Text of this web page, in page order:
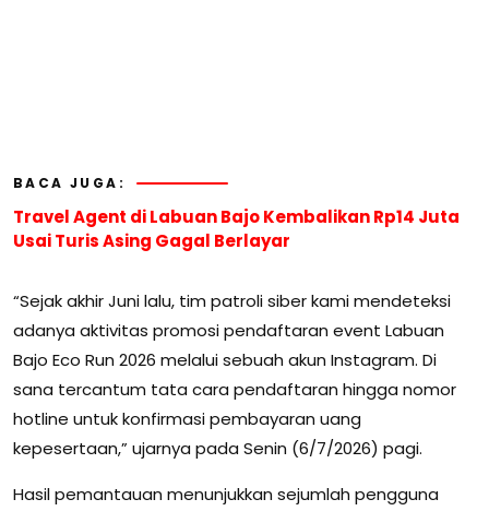
BACA JUGA:
Travel Agent di Labuan Bajo Kembalikan Rp14 Juta
Usai Turis Asing Gagal Berlayar
“Sejak akhir Juni lalu, tim patroli siber kami mendeteksi
adanya aktivitas promosi pendaftaran event Labuan
Bajo Eco Run 2026 melalui sebuah akun Instagram. Di
sana tercantum tata cara pendaftaran hingga nomor
hotline untuk konfirmasi pembayaran uang
kepesertaan,” ujarnya pada Senin (6/7/2026) pagi.
Hasil pemantauan menunjukkan sejumlah pengguna